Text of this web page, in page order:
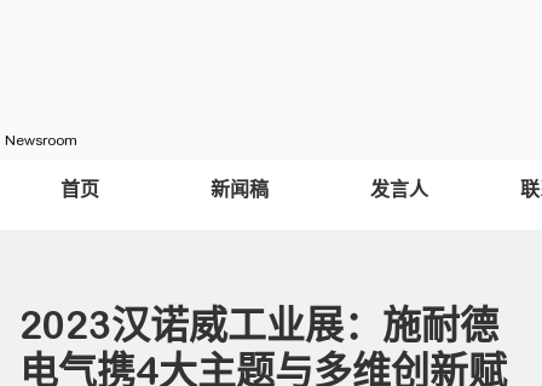
Newsroom
首页 新闻稿 发言人
2023汉诺威工业展：施耐德
电气携4大主题与多维创新赋